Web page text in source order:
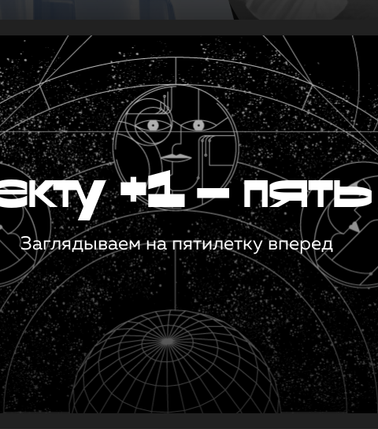
+1 —
Заглядываем на пятилетку вперед